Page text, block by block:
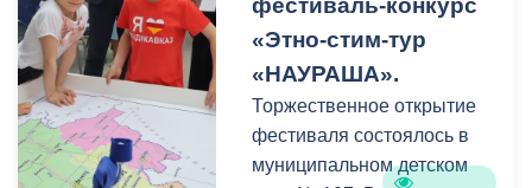
чувствовать и в
дальнейшей карьере. А
мы, администрация
Владикавказа, сделаем
все возможное, чтобы как
можно чаще проводить
фестиваль-конкурс
«Этно-стим-тур
«НАУРАША».
Торжественное открытие
фестиваля состоялось в
муниципальном детском